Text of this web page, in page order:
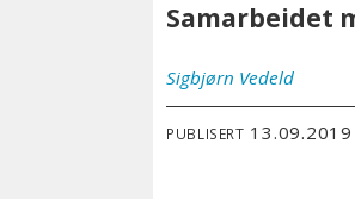
Samarbeidet
Sigbjørn Vedeld
PUBLISERT